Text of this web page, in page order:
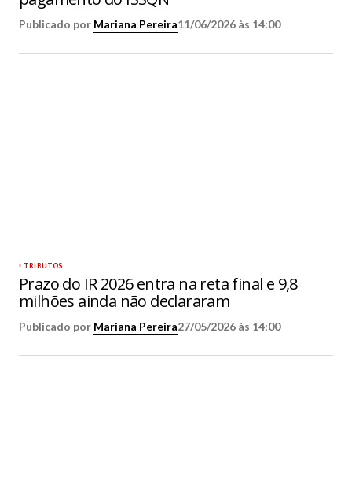
Publicado por Mariana Pereira11/06/2026 às 14:00
TRIBUTOS
Prazo do IR 2026 entra na reta final e 9,8
milhões ainda não declararam
Publicado por Mariana Pereira27/05/2026 às 14:00